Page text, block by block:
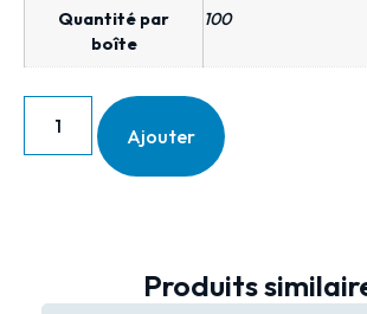
Quantité par
boîte
100
Ajouter
Produits